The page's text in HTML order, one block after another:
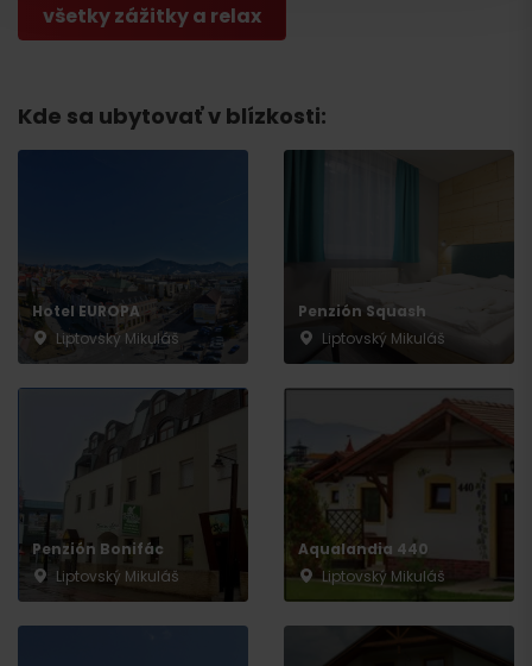
všetky zážitky a relax
Kde sa ubytovať v blízkosti:
Hotel EUROPA
Liptovský Mikuláš
Penzión Squash
Liptovský Mikuláš
Penzión Bonifác
Liptovský Mikuláš
Aqualandia 440
Liptovský Mikuláš